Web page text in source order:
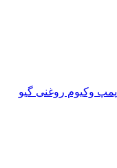
پمپ وکیوم روغنی گیو